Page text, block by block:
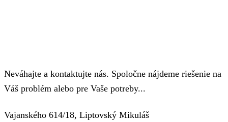
Neváhajte a kontaktujte nás. Spoločne nájdeme riešenie na
Váš problém alebo pre Vaše potreby...
Vajanského 614/18, Liptovský Mikuláš